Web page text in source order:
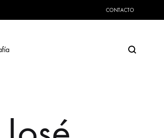
CONTACTO
Search